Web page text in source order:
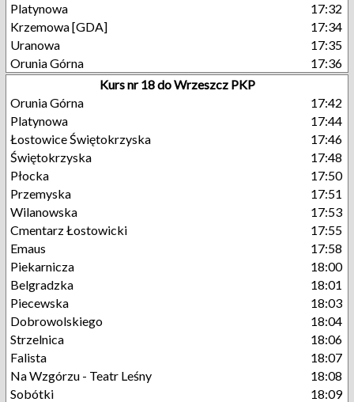
Platynowa
17:32
Krzemowa [GDA]
17:34
Uranowa
17:35
Orunia Górna
17:36
Kurs nr 18 do Wrzeszcz PKP
Orunia Górna
17:42
Platynowa
17:44
Łostowice Świętokrzyska
17:46
Świętokrzyska
17:48
Płocka
17:50
Przemyska
17:51
Wilanowska
17:53
Cmentarz Łostowicki
17:55
Emaus
17:58
Piekarnicza
18:00
Belgradzka
18:01
Piecewska
18:03
Dobrowolskiego
18:04
Strzelnica
18:06
Falista
18:07
Na Wzgórzu - Teatr Leśny
18:08
Sobótki
18:09